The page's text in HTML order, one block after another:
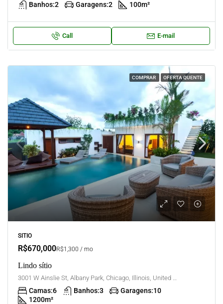
Banhos:2 Garagens:2 100m²
Call E-mail
COMPRAR OFERTA QUENTE
SITIO
R$670,000R$1,300 / mo
Lindo sítio
3001 W Ainslie St, Albany Park, Chicago, Illinois, United States
Camas:6 Banhos:3 Garagens:10
1200m²